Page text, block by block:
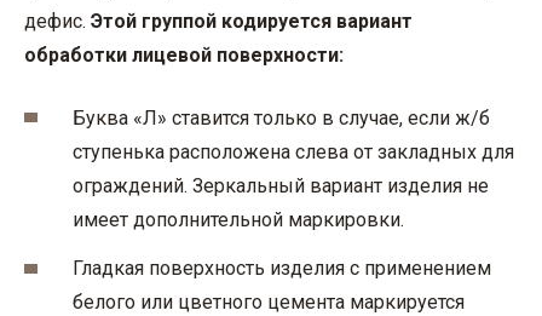
дефис. Этой группой кодируется вариант
обработки лицевой поверхности:
Буква «Л» ставится только в случае, если ж/б
ступенька расположена слева от закладных для
ограждений. Зеркальный вариант изделия не
имеет дополнительной маркировки.
Гладкая поверхность изделия с применением
белого или цветного цемента маркируется